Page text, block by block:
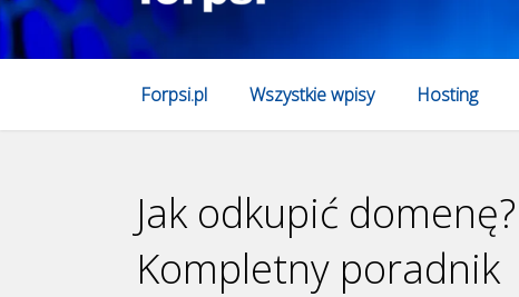
Forpsi.pl Wszystkie wpisy Hosting
Jak odkupić
Kompletny poradnik